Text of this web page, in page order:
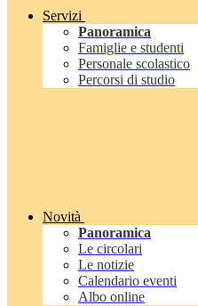
Servizi
Panoramica
Famiglie e studenti
Personale scolastico
Percorsi di studio
Novità
Panoramica
Le circolari
Le notizie
Calendario eventi
Albo online